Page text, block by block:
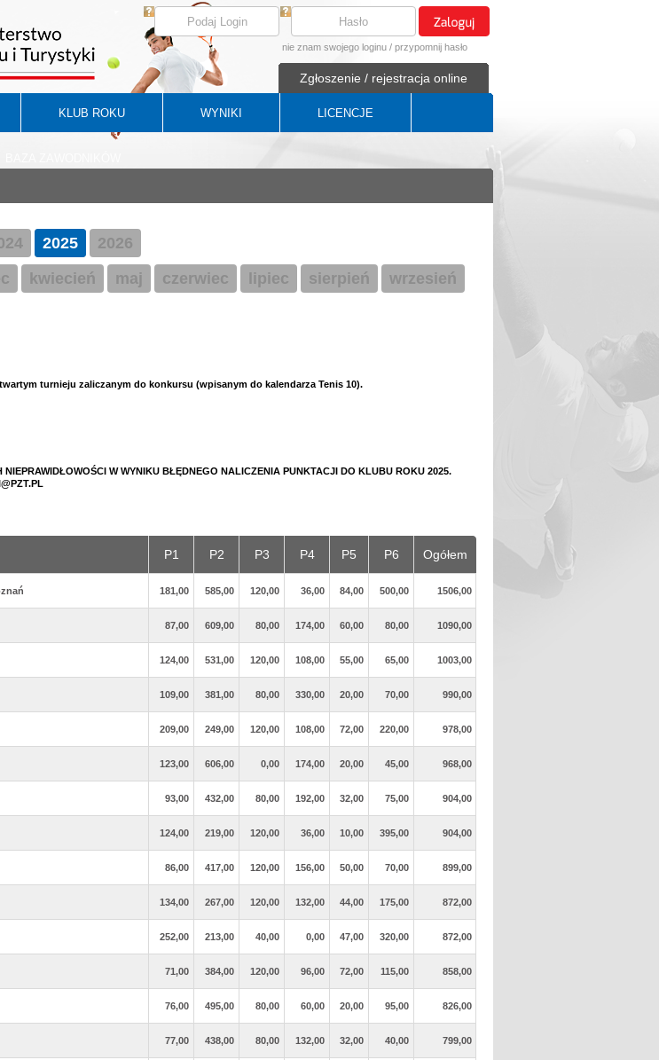
nie znam swojego loginu / przypomnij hasło
Zgłoszenie / rejestracja online
KLUB ROKU WYNIKI LICENCJE
2025
2026
kwiecień maj czerwiec lipiec sierpień
wrzesień
turnieju zaliczanym do konkursu (wpisanym do kalendarza Tenis 10).
W WYNIKU BŁĘDNEGO NALICZENIA PUNKTACJI DO KLUBU ROKU 2025.
P1 P2 P3 P4 P5 P6 Ogółem
181,00 585,00 120,00 36,00 84,00 500,00 1506,00
87,00 609,00 80,00 174,00 60,00 80,00 1090,00
124,00 531,00 120,00 108,00 55,00 65,00 1003,00
109,00 381,00 80,00 330,00 20,00 70,00 990,00
209,00 249,00 120,00 108,00 72,00 220,00 978,00
123,00 606,00 0,00 174,00 20,00 45,00 968,00
93,00 432,00 80,00 192,00 32,00 75,00 904,00
124,00 219,00 120,00 36,00 10,00 395,00 904,00
86,00 417,00 120,00 156,00 50,00 70,00 899,00
134,00 267,00 120,00 132,00 44,00 175,00 872,00
252,00 213,00 40,00 0,00 47,00 320,00 872,00
71,00 384,00 120,00 96,00 72,00 115,00 858,00
76,00 495,00 80,00 60,00 20,00 95,00 826,00
77,00 438,00 80,00 132,00 32,00 40,00 799,00